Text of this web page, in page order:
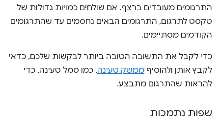
התרגומים מעובדים ברצף. אם שולחים כמויות גדולות של
טקסט לתרגום, התרגומים הבאים נחסמים עד שהתרגומים
הקודמים מסתיימים.
כדי לקבל את התשובה הטובה ביותר לבקשות שלכם, כדאי
לקבץ אותן ולהוסיף ממשק טעינה, כמו סמל טעינה, כדי
להראות שהתרגום מתבצע.
שפות נתמכות